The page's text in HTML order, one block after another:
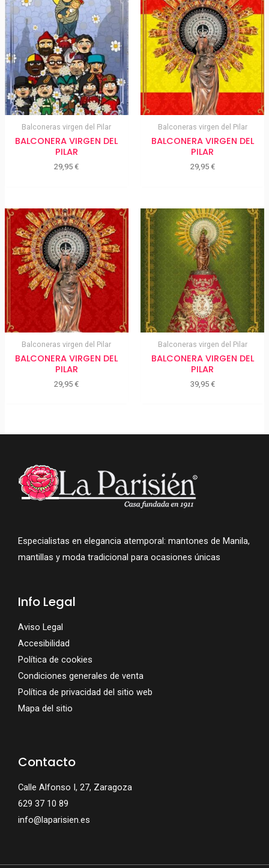
Balconeras virgen del Pilar
BALCONERA VIRGEN DEL
PILAR
29,95€
Balconeras virgen del Pilar
BALCONERA VIRGEN DEL
PILAR
29,95 €
Balconeras virgen del Pilar
BALCONERA VIRGEN DEL
PILAR
29,95€
Balconeras virgen del Pilar
BALCONERA VIRGEN DEL
PILAR
39,95 €
Especialistas en elegancia atemporal: mantones de Manila,
mantillas y moda tradicional para ocasiones únicas
Info Legal
Aviso Legal
Accesibilidad
Política de cookies
Condiciones generales de venta
Política de privacidad del sitio web
Mapa del sitio
Contacto
Calle Alfonso I, 27, Zaragoza
629 37 10 89
info@laparisien.es